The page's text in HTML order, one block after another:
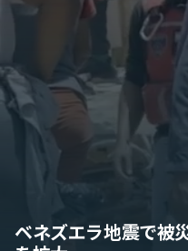
ベネズエラ地震で被